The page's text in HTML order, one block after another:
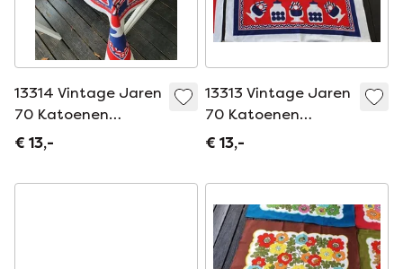
13314 Vintage Jaren
70 Katoenen
Tafelkleed Bloemen
€ 13,-
13313 Vintage Jaren
70 Katoenen
Tafelkleed, Kleed
€ 13,-